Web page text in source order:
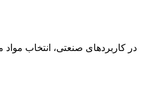
در کاربردهای صنعتی، انتخاب